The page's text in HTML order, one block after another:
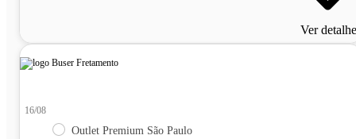
Ver
16/08
Outlet Premium São Paulo